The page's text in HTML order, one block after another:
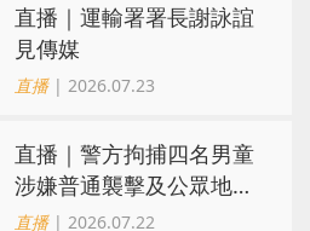
直播｜運輸署署長謝詠誼
見傳媒
直播| 2026.07.23
直播｜警方拘捕四名男童
涉嫌普通襲擊及公眾地方
內擾亂秩序行為
直播| 2026.07.22